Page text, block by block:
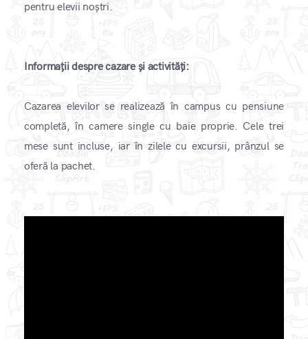
pentru elevii noștri.
Informații despre cazare și activități:
Cazarea elevilor se realizează în campus cu pensiune
completă, în camere single cu baie proprie. Cele trei
mese sunt incluse, iar în zilele cu excursii, prânzul se
oferă la pachet.